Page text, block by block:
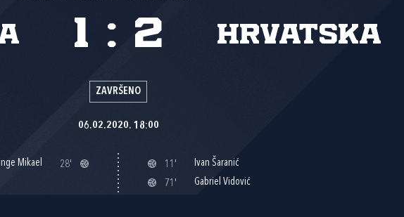
Hrvatska
1 : 2
ZAVRŠENO
06.02.2020. 18:00
Mikael 28' 11'
Ivan Šaranić
71'
Gabriel Vidović